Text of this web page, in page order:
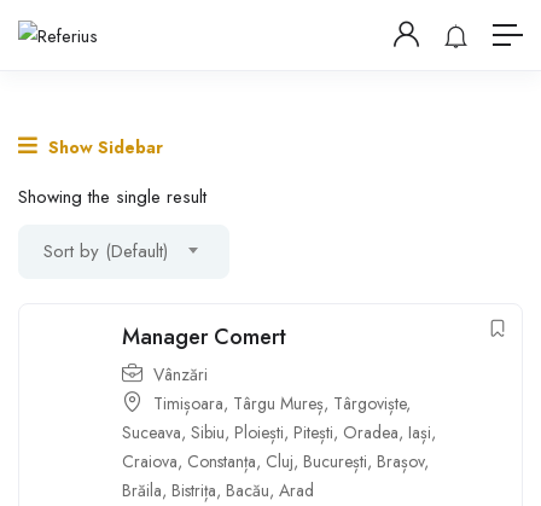
Show Sidebar
Showing the single result
Sort by (Default)
Manager Comert
Vânzări
Timișoara, Târgu Mureș, Târgoviște,
Suceava, Sibiu, Ploiești, Pitești, Oradea, Iași,
Craiova, Constanța, Cluj, București, Brașov,
Brăila, Bistrița, Bacău, Arad